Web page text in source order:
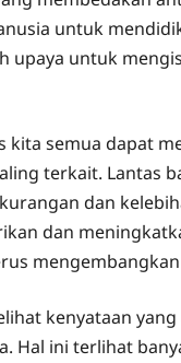
untuk
upaya untuk
kita semua dapat
terkait. Lantas
dan
dan
kenyataan
Hal ini terlihat